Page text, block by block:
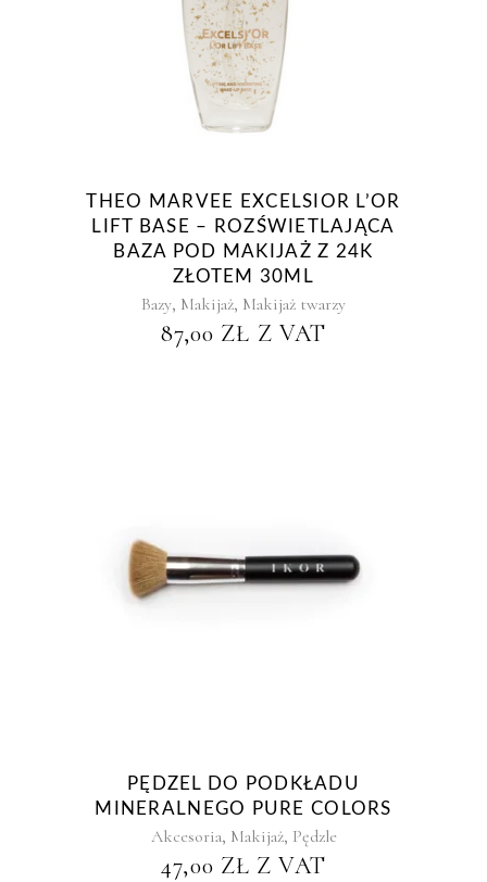
THEO MARVEE EXCELSIOR L’OR
LIFT BASE – ROZŚWIETLAJĄCA
BAZA POD MAKIJAŻ Z 24K
ZŁOTEM 30ML
Bazy, Makijaż, Makijaż twarzy
87,00 ZŁ Z VAT
PĘDZEL DO PODKŁADU
MINERALNEGO PURE COLORS
Akcesoria, Makijaż, Pędzle
47,00 ZŁ Z VAT